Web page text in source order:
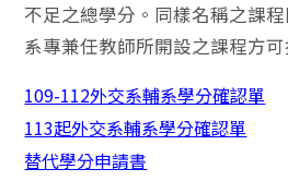
不足之總學分。同樣名稱之課
系專兼任教師所開設之課程方可
109-112外交系輔系學分確認單
113起外交系輔系學分確認單
替代學分申請書